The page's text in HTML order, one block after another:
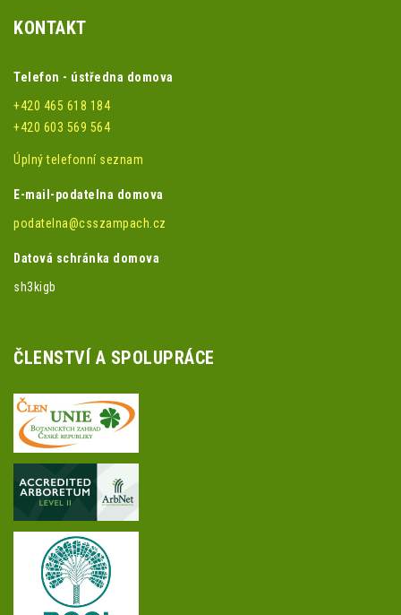
KONTAKT
Telefon - ústředna domova
+420 465 618 184
+420 603 569 564
Úplný telefonní seznam
E-mail-podatelna domova
podatelna@csszampach.cz
Datová schránka domova
sh3kigb
ČLENSTVÍ A SPOLUPRÁCE